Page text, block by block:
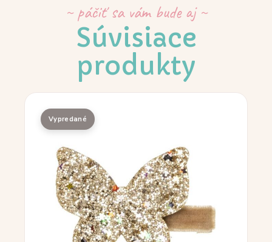
~ páčiť sa vám bude aj ~
Súvisiace
produkty